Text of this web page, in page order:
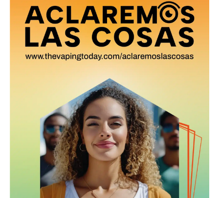
reducción de daños en tu correo
electrónico.
Subscribe to our daily clipping and
receive all the news of vaping and
tobacco harm reduction in your email.
SUBSCRIBIRSE